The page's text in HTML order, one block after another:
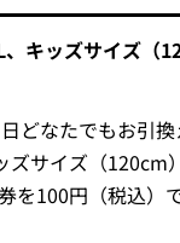
キッズサイズ（
どなたでもお引換
ズサイズ（120cm
を100円（税込）